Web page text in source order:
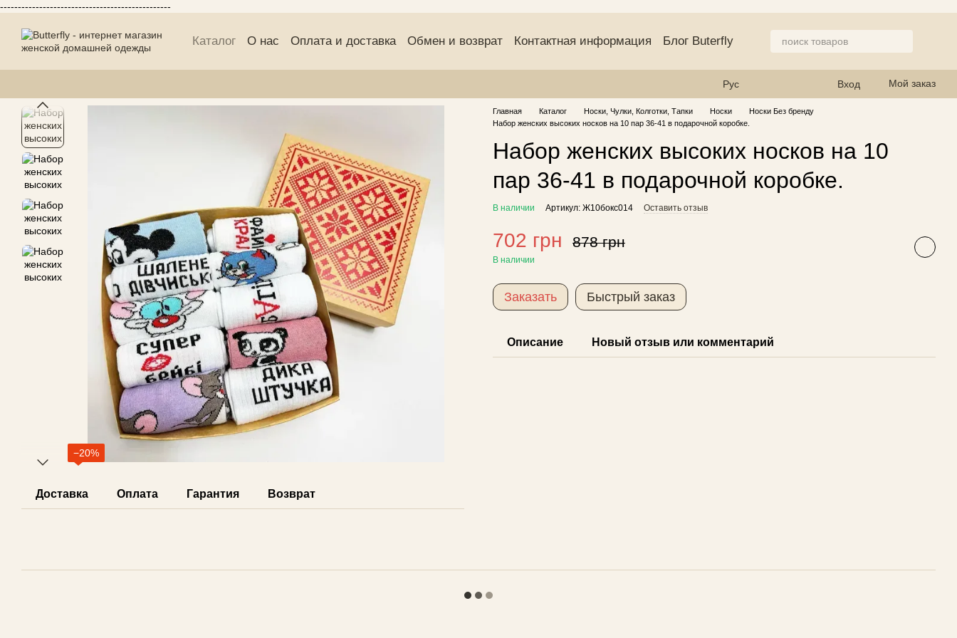
------------------------------------------------
Каталог О нас Оплата и доставка Обмен и возврат Контактная информация
Блог Buterfly
Рус Вход Мой заказ
−20%
Доставка Оплата Гарантия Возврат
Главная Каталог Носки, Чулки, Колготки, Тапки Носки
Носки Без бренду
Набор женских высоких носков на 10 пар 36-41 в подарочной коробке.
Набор женских высоких носков на 10
пар 36-41 в подарочной коробке.
В наличии Артикул: Ж10бокс014 Оставить отзыв
702 грн 878 грн
В наличии
Заказать Быстрый заказ
Описание Новый отзыв или комментарий